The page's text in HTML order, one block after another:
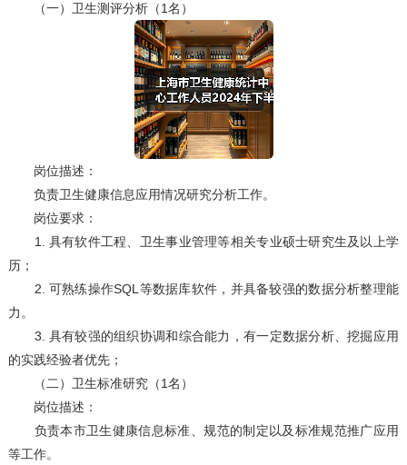
（一）卫生测评分析（1名）
岗位描述：
负责卫生健康信息应用情况研究分析工作。
岗位要求：
1. 具有软件工程、卫生事业管理等相关专业硕士研究生及以上学
历；
2. 可熟练操作SQL等数据库软件，并具备较强的数据分析整理能
力。
3. 具有较强的组织协调和综合能力，有一定数据分析、挖掘应用
的实践经验者优先；
（二）卫生标准研究（1名）
岗位描述：
负责本市卫生健康信息标准、规范的制定以及标准规范推广应用
等工作。